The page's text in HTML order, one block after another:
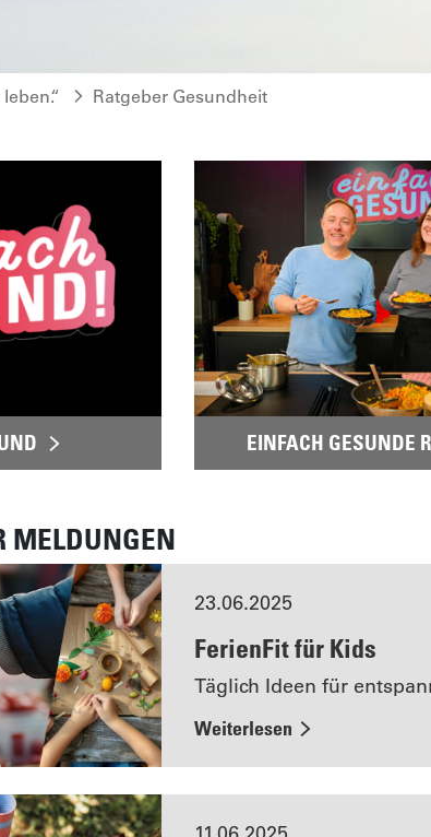
Ratgeber Gesundheit
EINFACH GESUNDE
MELDUNGEN
23.06.2025
FerienFit für Kids
Täglich Ideen für
Weiterlesen